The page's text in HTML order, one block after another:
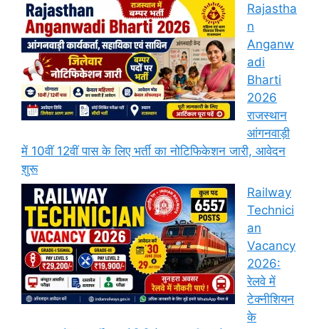
Rajastha
n
Anganw
adi
Bharti
2026
राजस्थान
आंगनवाड़ी
में 10वीं 12वीं पास के लिए भर्ती का नोटिफिकेशन जारी, आवेदन
शुरू
Railway
Technici
an
Vacancy
2026:
रेलवे में
टेक्नीशियन
के